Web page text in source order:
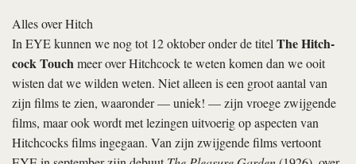
Alles over Hitch
In EYE kunnen we nog tot 12 oktober onder de titelThe Hitch­
cock Touchmeer over Hitchcock te weten komen dan we ooit
wisten dat we wilden weten. Niet alleen is een groot aantal van
zijn films te zien, waaronder — uniek! — zijn vroege zwijgende
films, maar ook wordt met lezingen uitvoerig op aspecten van
Hitchcocks films ingegaan. Van zijn zwijgende films vertoont